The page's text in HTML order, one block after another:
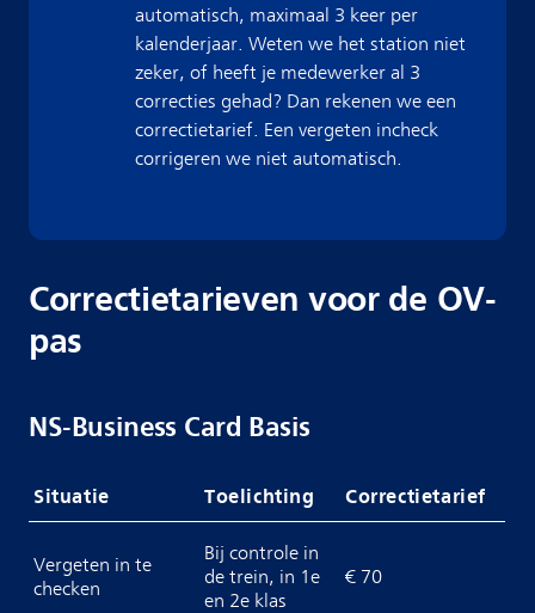
automatisch, maximaal 3 keer per
kalenderjaar. Weten we het station niet
zeker, of heeft je medewerker al 3
correcties gehad? Dan rekenen we een
correctietarief. Een vergeten incheck
corrigeren we niet automatisch.
Correctietarieven voor de OV-
pas
NS-Business Card Basis
Situatie Toelichting Correctietarief
Vergeten in te
checken
Bij controle in
de trein, in 1e
en 2e klas
€ 70